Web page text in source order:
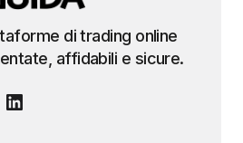
di trading online
affidabili e sicure.